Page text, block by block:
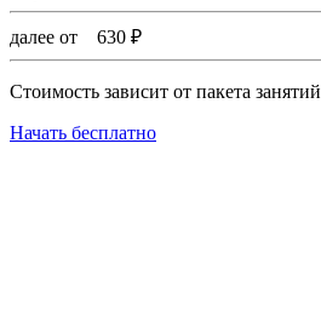
далее от 630 ₽
Стоимость зависит от пакета занятий
Начать бесплатно